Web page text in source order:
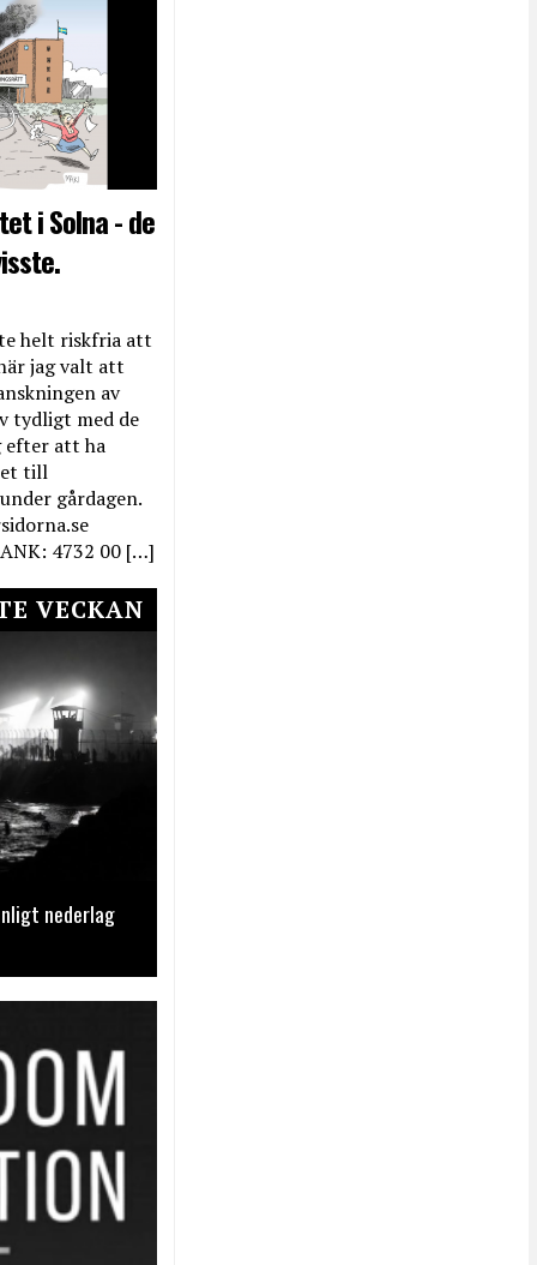
i Solna - de
helt riskfria att
jag valt att
av
tydligt med de
efter att ha
till
gårdagen.
4732 00 […]
VECKAN
nederlag